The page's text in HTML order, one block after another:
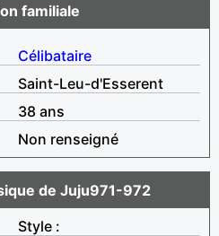
familiale
Célibataire
Saint-Leu-d'Esserent
38 ans
Non renseigné
de Juju971-972
Style :